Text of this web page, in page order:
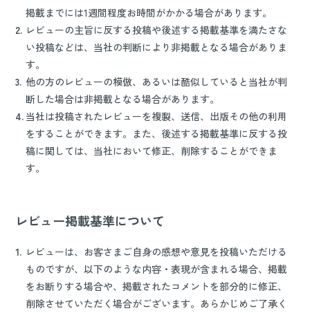
掲載までには1週間程度お時間がかかる場合があります。
2. レビューの主旨に反する投稿や後述する掲載基準を満たさな
い投稿などは、当社の判断により非掲載となる場合がありま
す。
3. 他の方のレビューの模倣、あるいは酷似していると当社が判
断した場合は非掲載となる場合があります。
4. 当社は投稿されたレビューを複製、送信、出版その他の利用
をすることができます。また、後述する掲載基準に反する投
稿に関しては、当社において修正、削除することができま
す。
レビュー掲載基準について
1. レビューは、お客さまご自身の感想や意見を投稿いただける
ものですが、以下のような内容・表現が含まれる場合、掲載
をお断りする場合や、掲載されたコメントを部分的に修正、
削除させていただく場合がございます。あらかじめご了承く